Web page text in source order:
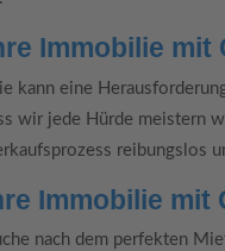
Immobilie mit
kann eine
wir jede Hürde meistern
reibungslos
Immobilie mit
nach dem perfekten